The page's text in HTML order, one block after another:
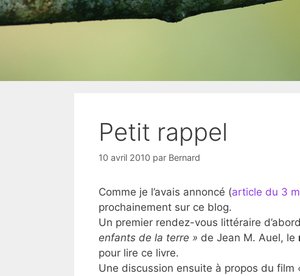
Petit rappel
10 avril 2010 par Bernard
Comme je l’avais annoncé (article du 3
prochainement sur ce blog.
Un premier rendez-vous littéraire
enfants de la terre » de Jean M. Auel, le
pour lire ce livre.
Une discussion ensuite à propos du film